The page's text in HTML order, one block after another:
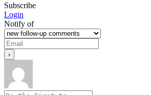
Subscribe
Login
Notify of